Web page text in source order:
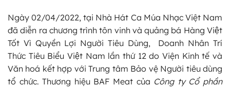
Ngày 02/04/2022, tại Nhà Hát Ca Múa Nhạc Việt Nam
đã diễn ra chương trình tôn vinh và quảng bá Hàng Việt
Tốt Vì Quyền Lợi Người Tiêu Dùng, Doanh Nhân Trí
Thức Tiêu Biểu Việt Nam lần thứ 12 do Viện Kinh tế và
Văn hoá kết hợp với Trung tâm Bảo vệ Người tiêu dùng
tổ chức. Thương hiệu BAF Meat của Công ty Cổ phần